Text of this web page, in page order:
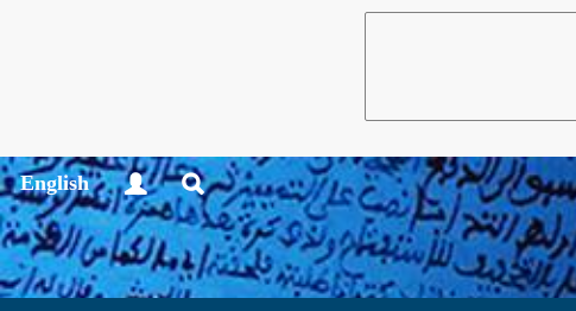
English